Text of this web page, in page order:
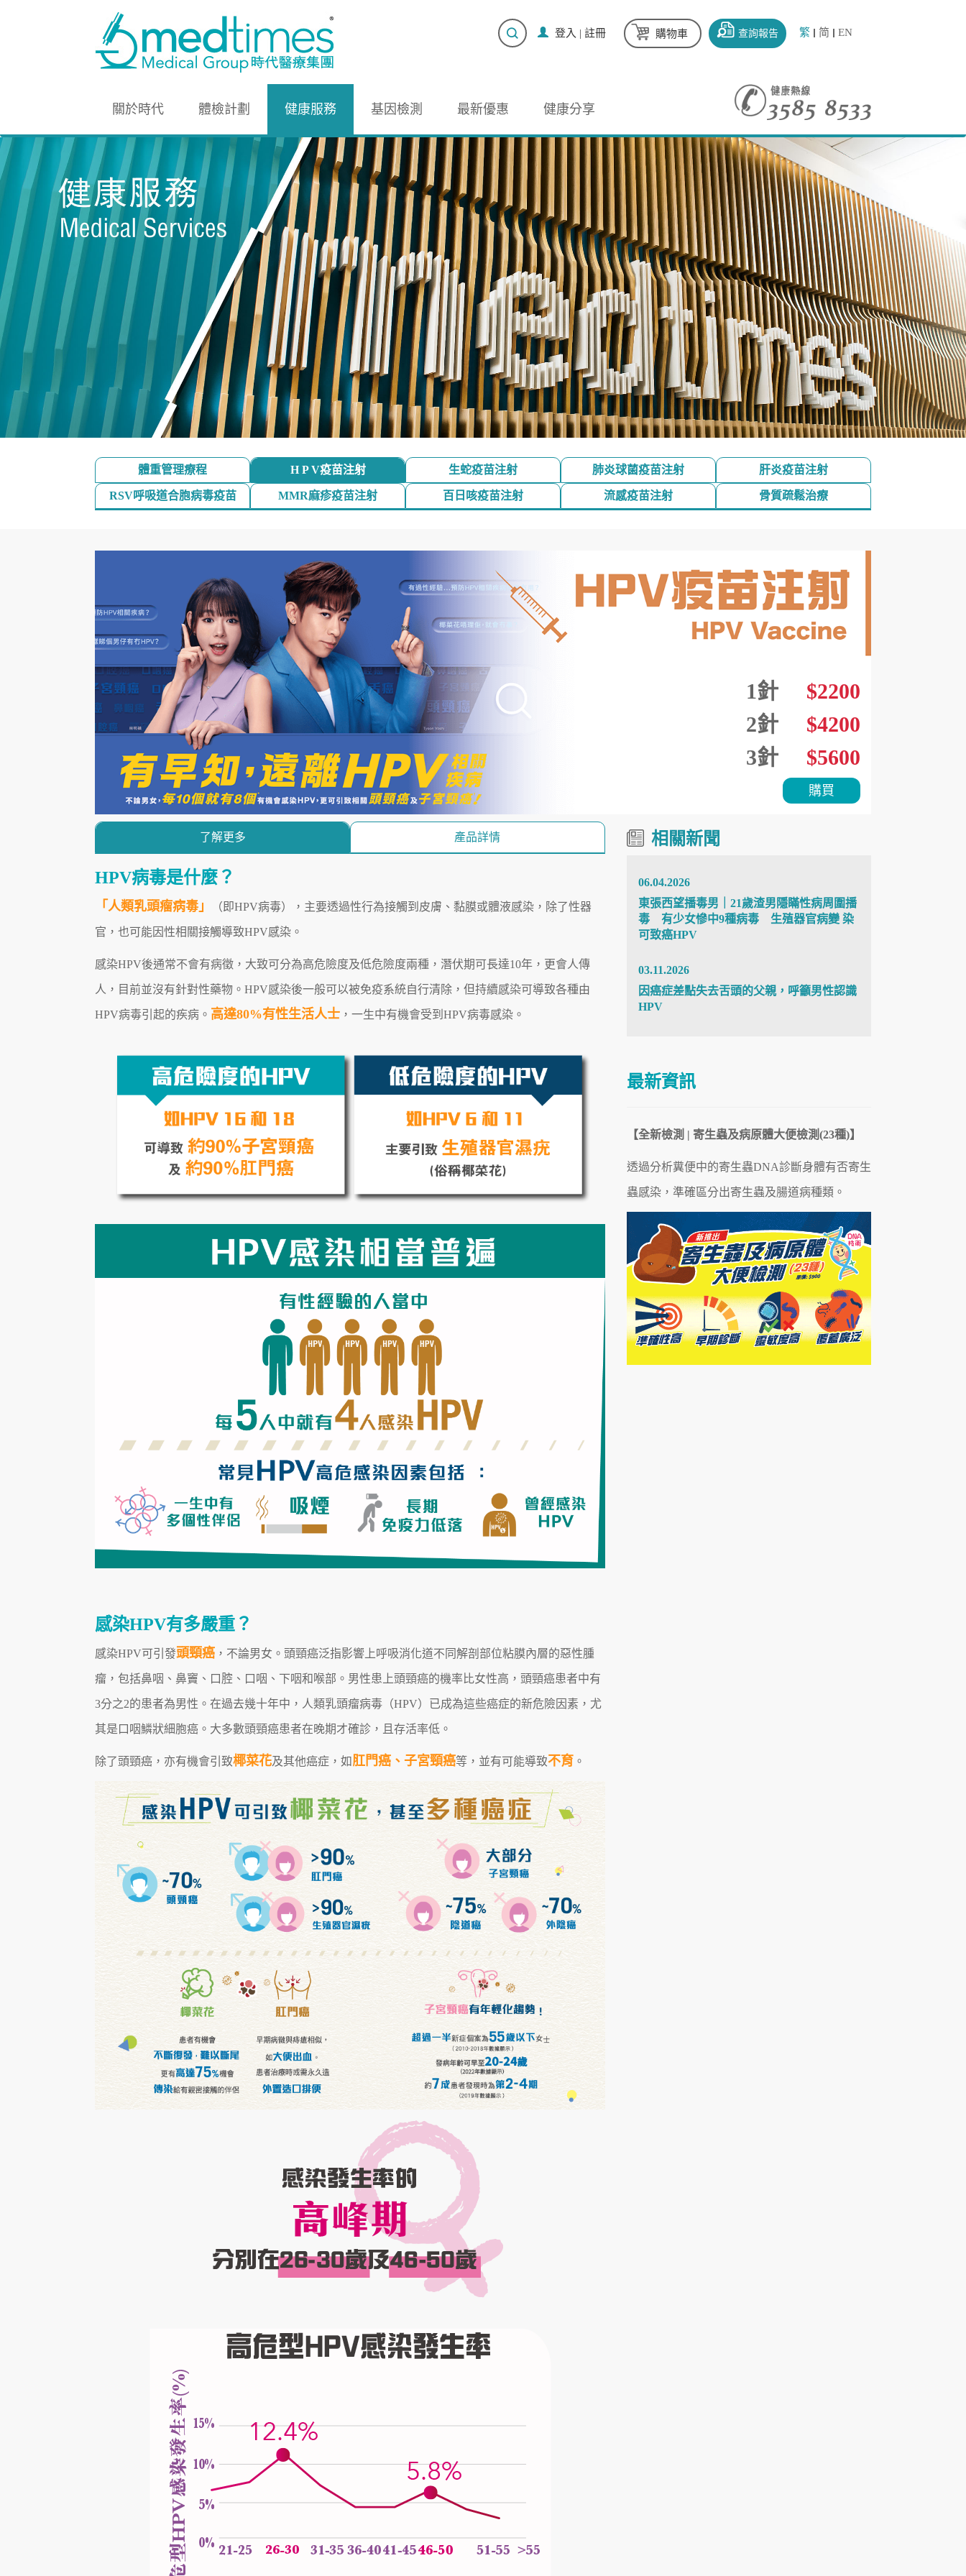
繁 简 EN
查詢報告
購物車
登入 | 註冊
關於時代 體檢計劃 健康服務 基因檢測 最新優惠 健康分享
體重管理療程 H P V疫苗注射 生蛇疫苗注射 肺炎球菌疫苗注射 肝炎疫苗注射
RSV呼吸道合胞病毒疫苗 MMR麻疹疫苗注射 百日咳疫苗注射 流感疫苗注射 骨質疏鬆治療
1針
$2200
2針
$4200
3針
$5600
購買
了解更多 產品詳情
HPV病毒是什麼？
「人類乳頭瘤病毒」 （即HPV病毒），主要透過性行為接觸到皮膚、黏膜或體液感染，除了性器
官，也可能因性相關接觸導致HPV感染。
感染HPV後通常不會有病徵，大致可分為高危險度及低危險度兩種，潛伏期可長達10年，更會人傳
人，目前並沒有針對性藥物。HPV感染後一般可以被免疫系統自行清除，但持續感染可導致各種由
HPV病毒引起的疾病。 高達80%有性生活人士 ，一生中有機會受到HPV病毒感染。
感染HPV有多嚴重？
感染HPV可引發頭頸癌 ，不論男女。頭頸癌泛指影響上呼吸消化道不同解剖部位粘膜內層的惡性腫
瘤，包括鼻咽、鼻竇、口腔、口咽、下咽和喉部。男性患上頭頸癌的機率比女性高，頭頸癌患者中有
3分之2的患者為男性。在過去幾十年中，人類乳頭瘤病毒（HPV）已成為這些癌症的新危險因素，尤
其是口咽鱗狀細胞癌。大多數頭頸癌患者在晚期才確診，且存活率低。
除了頭頸癌，亦有機會引致椰菜花及其他癌症，如肛門癌、子宮頸癌等，並有可能導致不育 。
相關新聞
06.04.2026
東張西望播毒男｜21歲渣男隱瞞性病周圍播
毒 有少女慘中9種病毒 生殖器官病變 染
可致癌HPV
03.11.2026
因癌症差點失去舌頭的父親，呼籲男性認識
HPV
最新資訊
【全新檢測 | 寄生蟲及病原體大便檢測(23種)】
透過分析糞便中的寄生蟲DNA診斷身體有否寄生
蟲感染，準確區分出寄生蟲及腸道病種類 。